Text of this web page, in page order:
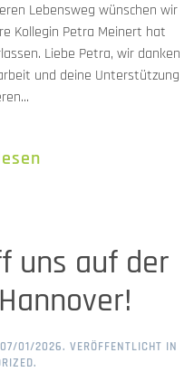
Lebensweg wünschen wir
Kollegin Petra Meinert hat
Liebe Petra, wir danken
und deine Unterstützung
uns auf der
07/01/2026. VERÖFFENTLICHT IN
.